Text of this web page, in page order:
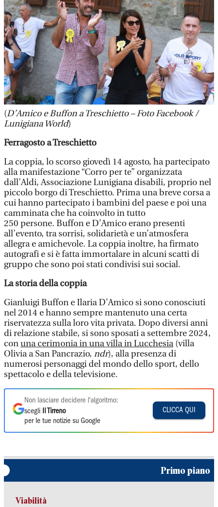
(D’Amico e Buffon a Treschietto – Foto Facebook /
Lunigiana World)
Ferragosto a Treschietto
La coppia, lo scorso giovedì 14 agosto, ha partecipato
alla manifestazione “Corro per te” organizzata
dall’Aldi, Associazione Lunigiana disabili, proprio nel
piccolo borgo di Treschietto. Prima una breve corsa a
cui hanno partecipato i bambini del paese e poi una
camminata che ha coinvolto in tutto
250 persone. Buffon e D’Amico erano presenti
all’evento, tra sorrisi, solidarietà e un’atmosfera
allegra e amichevole. La coppia inoltre, ha firmato
autografi e si è fatta immortalare in alcuni scatti di
gruppo che sono poi stati condivisi sui social.
La storia della coppia
Gianluigi Buffon e Ilaria D’Amico si sono conosciuti
nel 2014 e hanno sempre mantenuto una certa
riservatezza sulla loro vita privata. Dopo diversi anni
di relazione stabile, si sono sposati a settembre 2024,
conuna cerimonia in una villa in Lucchesia(villa
Olivia a San Pancrazio, ndr), alla presenza di
numerosi personaggi del mondo dello sport, dello
spettacolo e della televisione.
Non lasciare decidere l'algoritmo:
scegli
Il Tirreno
per le tue notizie su Google
CLICCA QUI
Primo piano
Viabilità